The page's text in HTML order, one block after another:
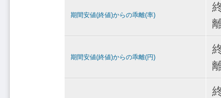
期間安値(終値)からの乖離(率)
期間安値(終値)からの乖離(円)